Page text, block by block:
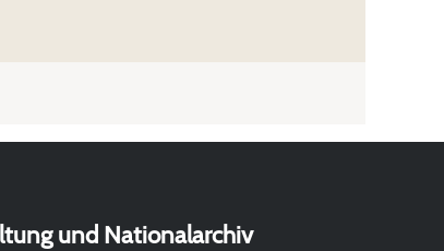
und Nationalarchiv